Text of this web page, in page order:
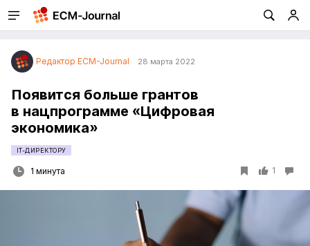
Редактор ECM-Journal 28 марта 2022
Появится больше грантов
в нацпрограмме «Цифровая
экономика»
IT-ДИРЕКТОРУ
1 минута 1